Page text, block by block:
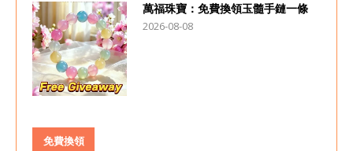
萬福珠寶：免費換領玉髓手鏈一條
2026-08-08
免費換領